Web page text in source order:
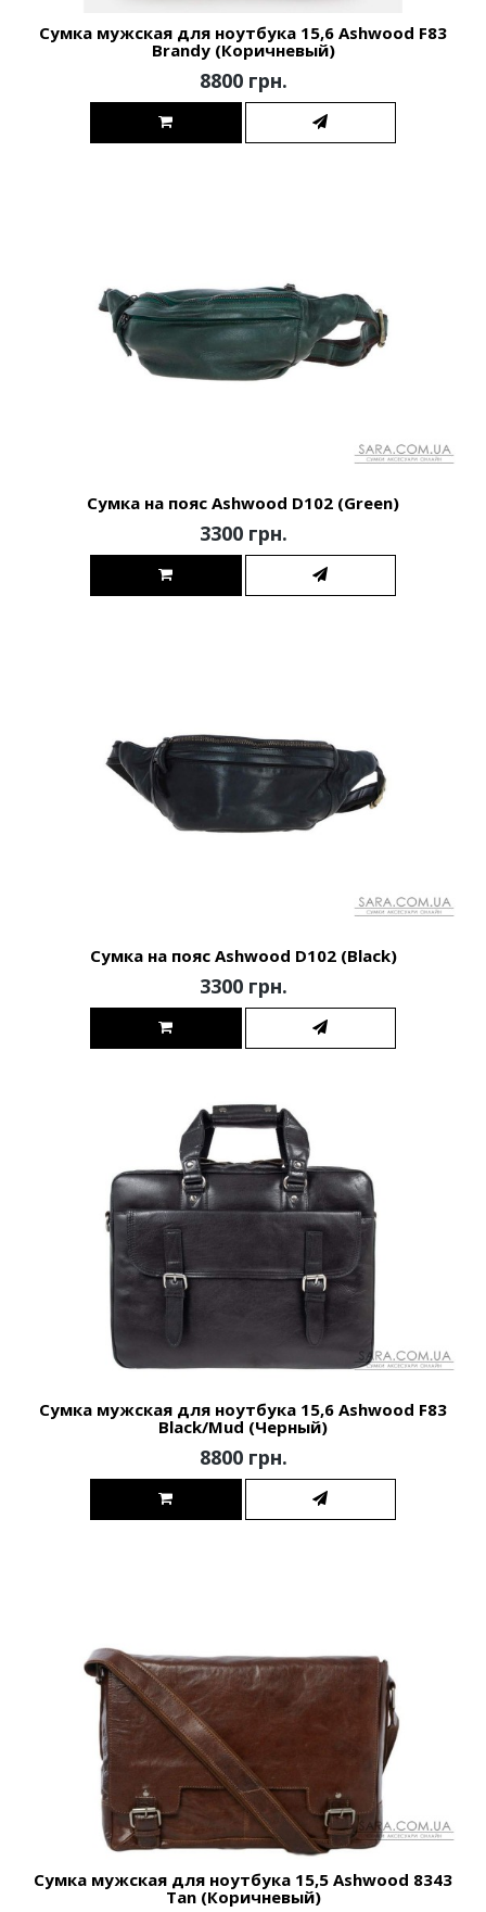
Сумка мужская для ноутбука 15,6 Ashwood F83
Brandy (Коричневый)
8800 грн.
Сумка на пояс Ashwood D102 (Green)
3300 грн.
Сумка на пояс Ashwood D102 (Black)
3300 грн.
Сумка мужская для ноутбука 15,6 Ashwood F83
Black/Mud (Черный)
8800 грн.
Сумка мужская для ноутбука 15,5 Ashwood 8343
Tan (Коричневый)